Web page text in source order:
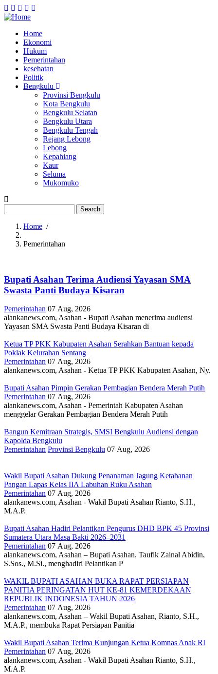
Main
navigation
Home
Ekonomi
Hukum
Pemerintahan
kesehatan
Politik
Bengkulu
Provinsi Bengkulu
Kota Bengkulu
Bengkulu Selatan
Bengkulu Utara
Bengkulu Tengah
Rejang Lebong
Lebong
Kepahiang
Kaur
Seluma
Mukomuko
Breadcrumb
Home /
Pemerintahan
Bupati Asahan Terima Audiensi Yayasan SMA
Swasta Panti Budaya Kisaran
Pemerintahan 07 Aug, 2026
alankanews.com, Asahan - Bupati Asahan menerima audiensi
Yayasan SMA Swasta Panti Budaya Kisaran di
Ketua TP PKK Kabupaten Asahan Serahkan Bantuan kepada
Poklak Kelurahan Sentang
Pemerintahan 07 Aug, 2026
alankanews.com, Asahan - Ketua TP PKK Kabupaten Asahan, Ny.
Bupati Asahan Pimpin Gerakan Pembagian Bendera Merah Putih
Pemerintahan 07 Aug, 2026
alankanews.com, Asahan - Pemerintah Kabupaten Asahan
menggelar Gerakan Pembagian Bendera Merah Putih
Bangun Kemitraan Strategis, SMSI Bengkulu Audiensi dengan
Kapolda Bengkulu
Pemerintahan Provinsi Bengkulu 07 Aug, 2026
Wakil Bupati Asahan Dukung Penanaman Jagung Ketahanan
Pangan Lapas Kelas IIA Labuhan Ruku Asahan
Pemerintahan 07 Aug, 2026
alankanews.com, Asahan - Wakil Bupati Asahan Rianto, S.H.,
M.A.P.
Bupati Asahan Hadiri Pelantikan Pengurus DHD BPK 45 Provinsi
Sumatera Utara Masa Bakti 2026–2031
Pemerintahan 07 Aug, 2026
alankanews.com, Asahan – Bupati Asahan, Taufik Zainal Abidin,
S.Sos., M.Si., menghadiri Pelantikan P
WAKIL BUPATI ASAHAN BUKA RAPAT PERSIAPAN
PANITIA PERINGATAN HUT KE-81 KEMERDEKAAN
REPUBLIK INDONESIA TAHUN 2026
Pemerintahan 07 Aug, 2026
alankanews.com, Asahan – Wakil Bupati Asahan, Rianto, S.H.,
M.A.P., membuka Rapat Persiapan Panitia
Wakil Bupati Asahan Terima Kunjungan Ketua Komnas Anak RI
Pemerintahan 07 Aug, 2026
alankanews.com, Asahan - Wakil Bupati Asahan Rianto, S.H.,
M.A.P.